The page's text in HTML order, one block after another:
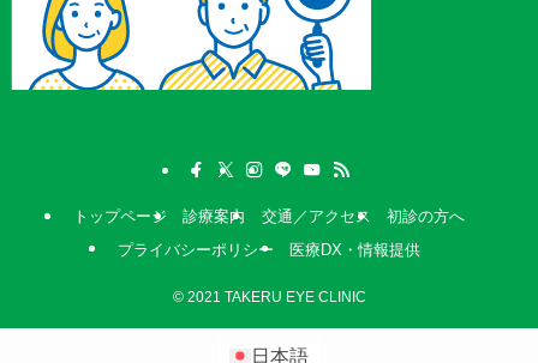
トップページ 診療案内 交通／アクセス
初診の方へ
プライバシーポリシー
医療DX・情報提供
©2021 TAKERU EYE CLINIC
日本語